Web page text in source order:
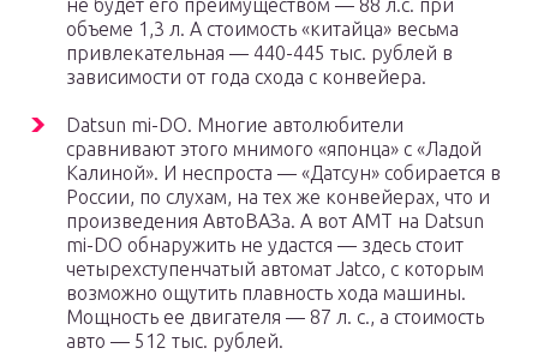
не будет его преимуществом — 88 л.с. при
объеме 1,3 л. А стоимость «китайца» весьма
привлекательная — 440-445 тыс. рублей в
зависимости от года схода с конвейера.
Datsun mi-DO. Многие автолюбители
сравнивают этого мнимого «японца» с «Ладой
Калиной». И неспроста — «Датсун» собирается в
России, по слухам, на тех же конвейерах, что и
произведения АвтоВАЗа. А вот АМТ на Datsun
mi-DO обнаружить не удастся — здесь стоит
четырехступенчатый автомат Jatco, с которым
возможно ощутить плавность хода машины.
Мощность ее двигателя — 87 л. с., а стоимость
авто — 512 тыс. рублей.